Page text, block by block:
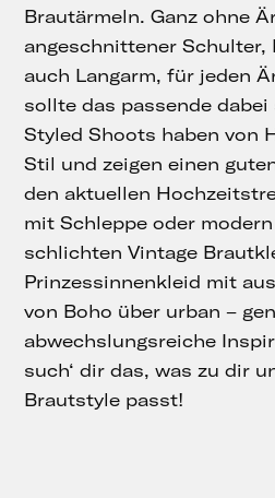
Brautärmeln. Ganz ohne
angeschnittener Schulter,
auch Langarm, für jeden
sollte das passende
Styled Shoots haben von
Stil und zeigen einen
den aktuellen
mit Schleppe oder
schlichten Vintage
Prinzessinnenkleid mit
von Boho über urban –
abwechslungsreiche
such‘ dir das, was zu dir
Brautstyle passt!